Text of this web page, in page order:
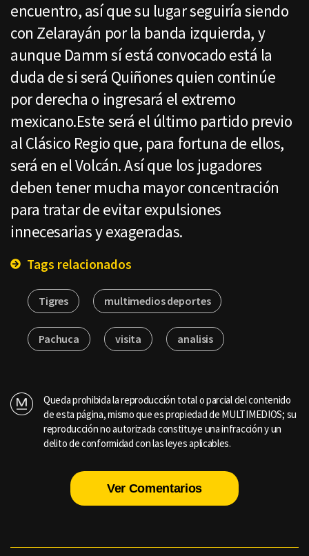
encuentro, así que su lugar seguiría siendo
con Zelarayán por la banda izquierda, y
aunque Damm sí está convocado está la
duda de si será Quiñones quien continúe
por derecha o ingresará el extremo
mexicano.Este será el último partido previo
al Clásico Regio que, para fortuna de ellos,
será en el Volcán. Así que los jugadores
deben tener mucha mayor concentración
para tratar de evitar expulsiones
innecesarias y exageradas.
Tags relacionados
Tigres multimedios deportes
Pachuca visita analisis
Queda prohibida la reproducción total o parcial del contenido
de esta página, mismo que es propiedad de MULTIMEDIOS; su
reproducción no autorizada constituye una infracción y un
delito de conformidad con las leyes aplicables.
Ver Comentarios